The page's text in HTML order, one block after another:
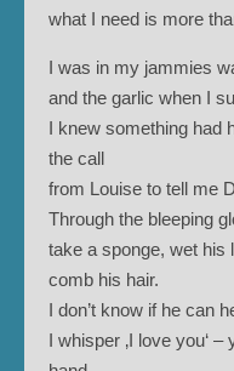
what I need is more
I was in my jammies
and the garlic when I
I knew something had
the call
from Louise to tell me
Through the bleeping
take a sponge, wet his
comb his hair.
I don’t know if he can
I whisper ‚I love you‘